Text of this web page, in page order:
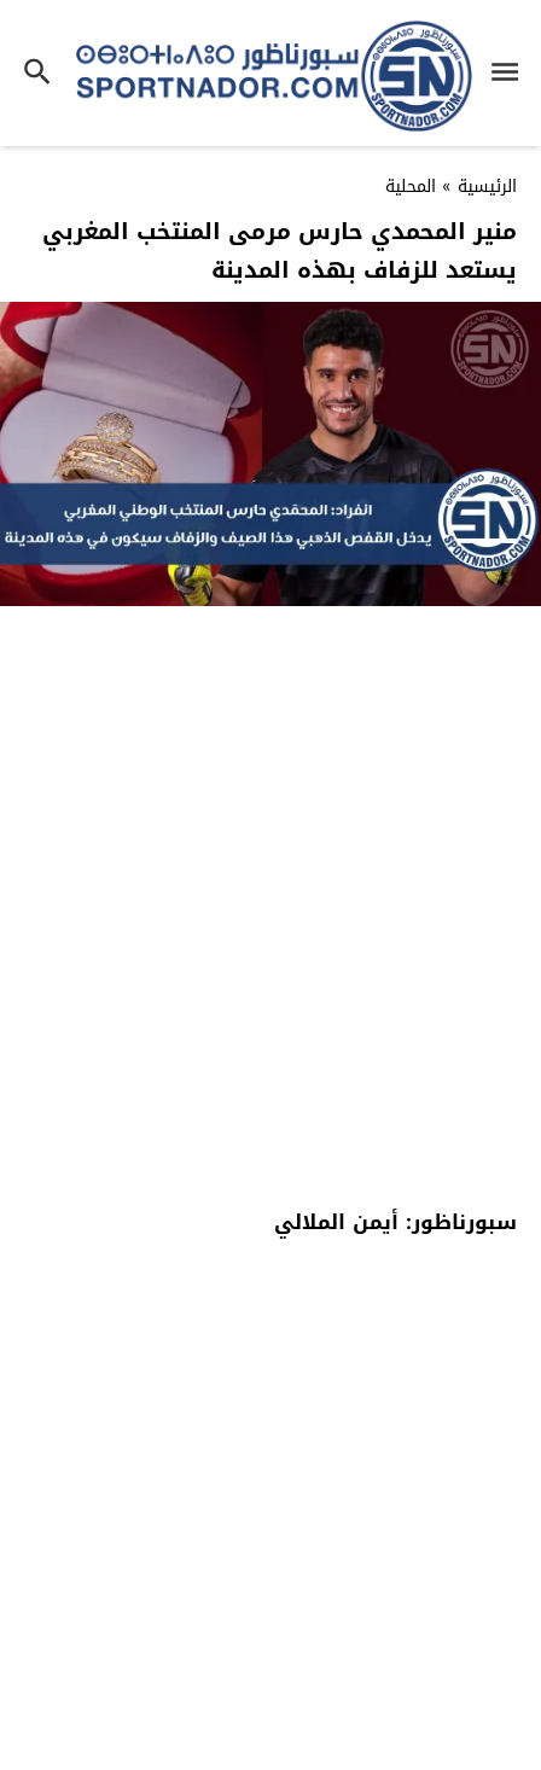
الرئيسية » المحلية
منير المحمدي حارس مرمى المنتخب المغربي
يستعد للزفاف بهذه المدينة
سبورناظور: أيمن الملالي